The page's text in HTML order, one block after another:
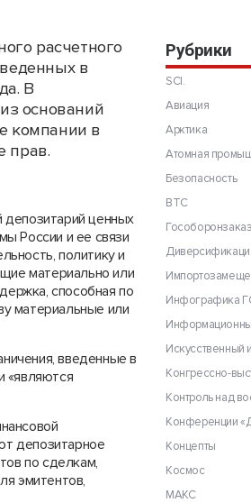
расчетного
в
В
оснований
компании в
прав.
ценных
России и ее связи
политику и
материально или
способная по
материальные или
введенные в
«являются
депозитарное
по сделкам,
эмитентов,
Рубрики
SCI.
Авиация
Арктика
Атомная
Безопасность
ВТС
Гособоронзаказ
Инфографика
Искусственный
Конгрессно-
Контроль над
Конференции
Концепты
Космос
МАКС